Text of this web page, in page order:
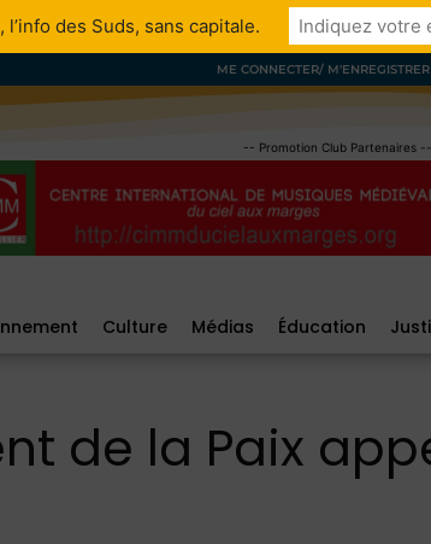
ME CONNECTER/ M'ENREGISTRER
-- Promotion Club Partenaires --
Culture Médias Éducation
de la Paix
l’info des Suds, sans capitale.